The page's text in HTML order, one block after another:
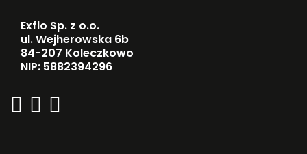
Exflo Sp. z o.o.
ul. Wejherowska 6b
84-207 Koleczkowo
NIP: 5882394296